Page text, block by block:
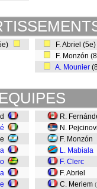
F. Abriel
F. Monzón
A. Mounier
EQUIPES
R.
N.
F. Monzón
L. Mabiala
F. Clerc
F. Abriel
C. Meriem